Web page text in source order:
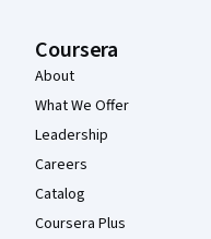
Coursera
About
What We Offer
Leadership
Careers
Catalog
Coursera Plus